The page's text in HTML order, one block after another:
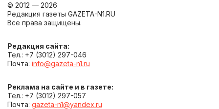
© 2012 — 2026
Редакция газеты GAZETA-N1.RU
Все права защищены.
Редакция сайта:
Тел.: +7 (3012) 297-046
Почта: info@gazeta-n1.ru
Реклама на сайте и в газете:
Тел.: +7 (3012) 297-057
Почта: gazeta-n1@yandex.ru